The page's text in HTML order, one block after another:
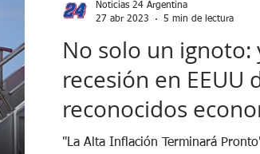
entre Donald Trump y Xi J... Denuncias contra
d... Durísima derrota para Javier Mil...
No solo un ignoto:
recesión en EEUU
reconocidos
prestigioso WSJ
"La Alta Inflación Terminará
Noticias 24 Argentina
27 abr 2023
5 min de lectura